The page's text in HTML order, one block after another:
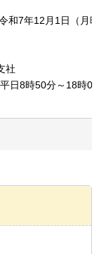
和7年12月1日（月
社
日8時50分～18時